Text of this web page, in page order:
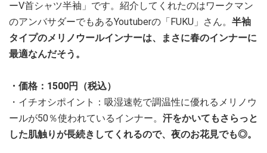
ーV首シャツ半袖」です。紹介してくれたのはワークマン
のアンバサダーでもあるYoutuberの「FUKU」さん。 半袖
タイプのメリノウールインナーは、まさに春のインナーに
最適なんだそう。
・価格：1500円（税込）
・イチオシポイント：吸湿速乾で調温性に優れるメリノウ
ールが50％使われているインナー。 汗をかいてもさらっと
した肌触りが長続きしてくれるので、夜のお花見でも◎。